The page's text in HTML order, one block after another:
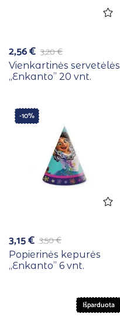
3,20€
2,56€
Vienkartinės servetėlės
,,Enkanto” 20 vnt.
-10%
3,50€
3,15€
Popierinės kepurės
,,Enkanto” 6 vnt.
Išparduota